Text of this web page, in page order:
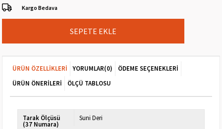
Kargo Bedava
ÜRÜN ÖZELLIKLERI YORUMLAR(0)
ÖDEME SEÇENEKLERI
ÜRÜN ÖNERILERI
ÖLÇÜ TABLOSU
Tarak Ölçüsü
(37 Numara)
Suni Deri